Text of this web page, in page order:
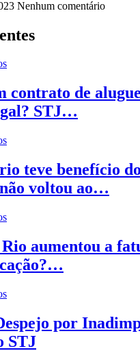
Nenhum comentário
contrato de
STJ…
teve benefício
voltou ao…
aumentou a
por
STJ